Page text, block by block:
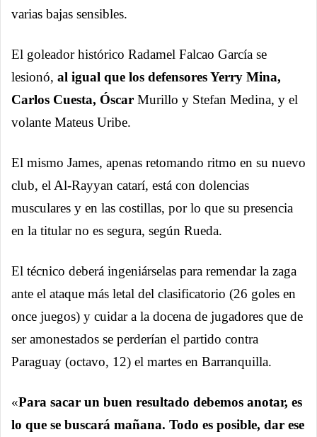
varias bajas sensibles.
El goleador histórico Radamel Falcao García se
lesionó, al igual que los defensores Yerry Mina,
Carlos Cuesta, Óscar Murillo y Stefan Medina, y el
volante Mateus Uribe.
El mismo James, apenas retomando ritmo en su nuevo
club, el Al-Rayyan catarí, está con dolencias
musculares y en las costillas, por lo que su presencia
en la titular no es segura, según Rueda.
El técnico deberá ingeniárselas para remendar la zaga
ante el ataque más letal del clasificatorio (26 goles en
once juegos) y cuidar a la docena de jugadores que de
ser amonestados se perderían el partido contra
Paraguay (octavo, 12) el martes en Barranquilla.
«Para sacar un buen resultado debemos anotar, es
lo que se buscará mañana. Todo es posible, dar ese